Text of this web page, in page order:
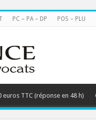
PC – PA – DP POS – PLU
TTC (réponse en 48 h)